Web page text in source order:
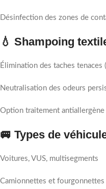
Désinfection des zones de
💧 Shampoing
Élimination des taches tenaces
Neutralisation des odeurs
Option traitement
🚐 Types de
Voitures, VUS, multisegments
Camionnettes et fourgonnettes